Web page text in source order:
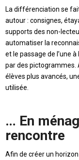
La différenciation se
autour : consignes,
supports des non-
automatiser la
et le passage de l’une
par des pictogrammes.
élèves plus avancés,
utilisée.
… En
rencontre
Afin de créer un